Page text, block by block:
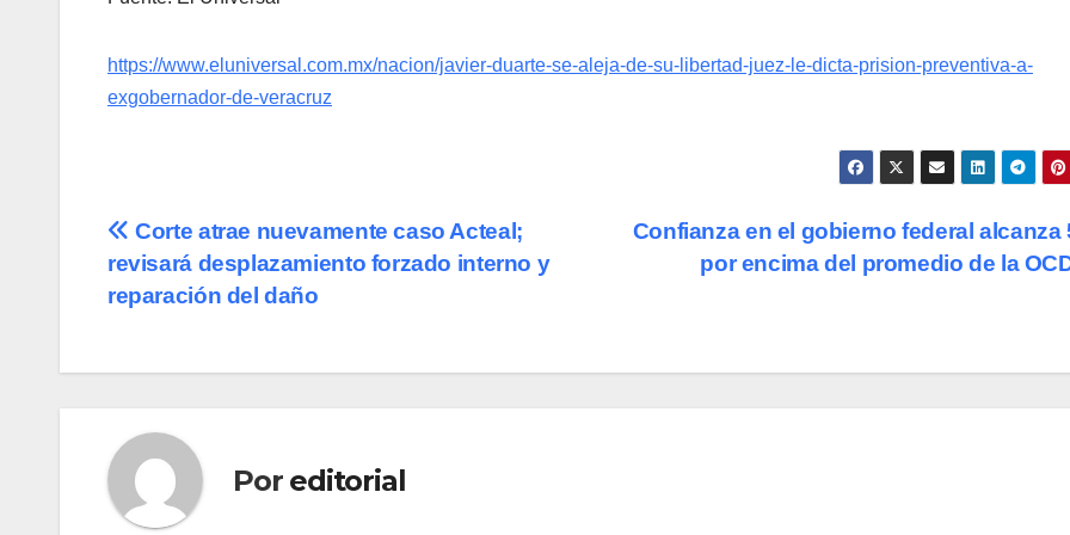
https://www.eluniversal.com.mx/nacion/javier-duarte-se-aleja-de-su-libertad-juez-le-dicta-prision-preventiva-a-
exgobernador-de-veracruz
Navegación
de
Confianza en el gobierno federal alcanza
por encima del promedio de la
Corte atrae nuevamente caso Acteal;
revisará desplazamiento forzado interno y
reparación del daño
Por editorial